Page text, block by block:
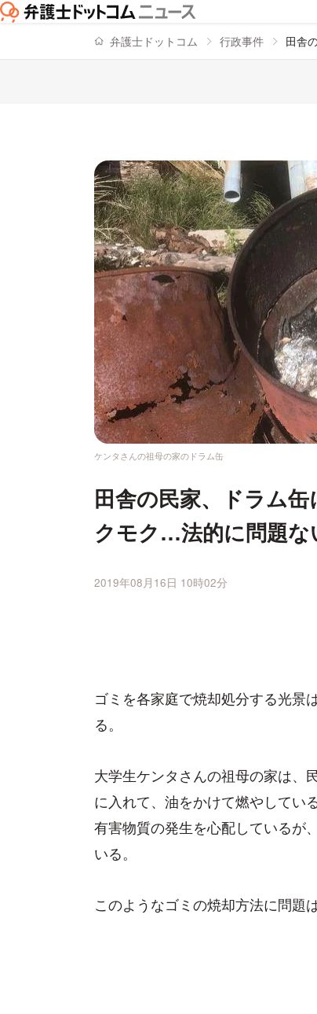
弁護士ドットコム 行政事件 田舎
ケンタさんの祖母の家のドラム缶
田舎の民家、ドラム
クモク…法的に問題な
2019年08月16日 10時02分
ゴミを各家庭で焼却処分する光景
る。
大学生ケンタさんの祖母の家は、
に入れて、油をかけて燃やしてい
有害物質の発生を心配しているが
いる。
このようなゴミの焼却方法に問題